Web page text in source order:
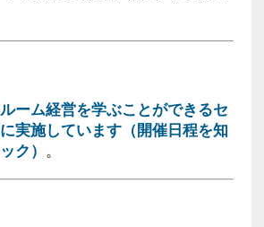
ーム経営を学ぶことができるセ
実施しています（開催日程を知
ク） 。